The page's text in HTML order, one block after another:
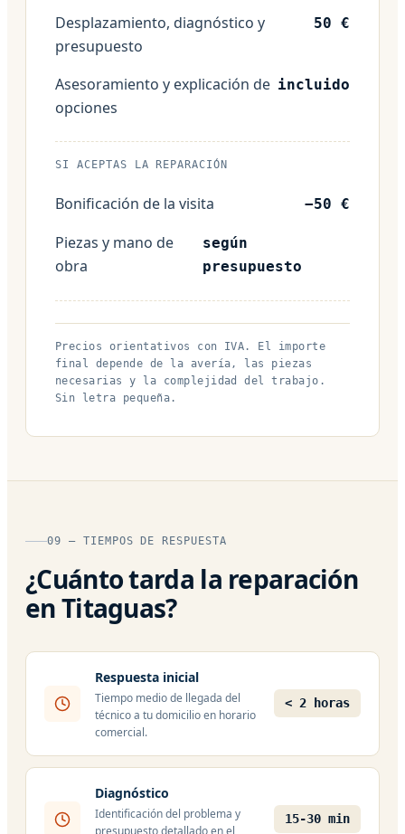
Desplazamiento, diagnóstico y
presupuesto
50 €
Asesoramiento y explicación de
opciones
incluido
SI ACEPTAS LA REPARACIÓN
Bonificación de la visita −50 €
Piezas y mano de
obra
según
presupuesto
Precios orientativos con IVA. El importe
final depende de la avería, las piezas
necesarias y la complejidad del trabajo.
Sin letra pequeña.
09 — TIEMPOS DE RESPUESTA
¿Cuánto tarda la reparación
en Titaguas?
Respuesta inicial
Tiempo medio de llegada del
técnico a tu domicilio en horario
comercial.
< 2 horas
Diagnóstico
Identificación del problema y
presupuesto detallado en el
15-30 min